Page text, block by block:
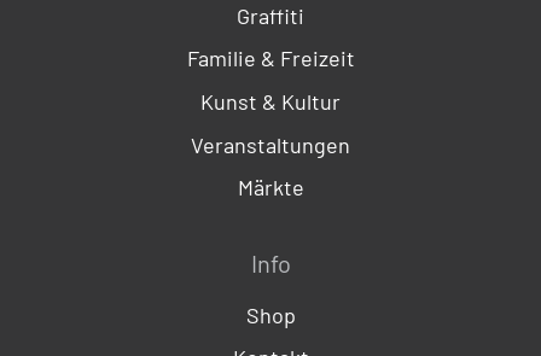
Graffiti
Familie & Freizeit
Kunst & Kultur
Veranstaltungen
Märkte
Info
Shop